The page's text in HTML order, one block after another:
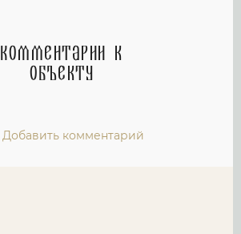
Комментарии к
объекту
Добавить комментарий